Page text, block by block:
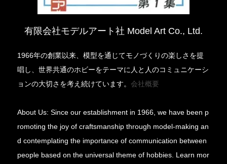
有限会社モデルアート社 Model Art Co., Ltd.
1966年の創業以来、模型を通じてモノづくりの楽しさを提
唱し、世界共通のホビーをテーマに人と人のコミュニケーシ
ョンの大切さを考え続けています。会社概要
About Us: Since our establishment in 1966, we have been p
romoting the joy of craftsmanship through model-making an
d contemplating the importance of communication between
people based on the universal theme of hobbies. Learn mor